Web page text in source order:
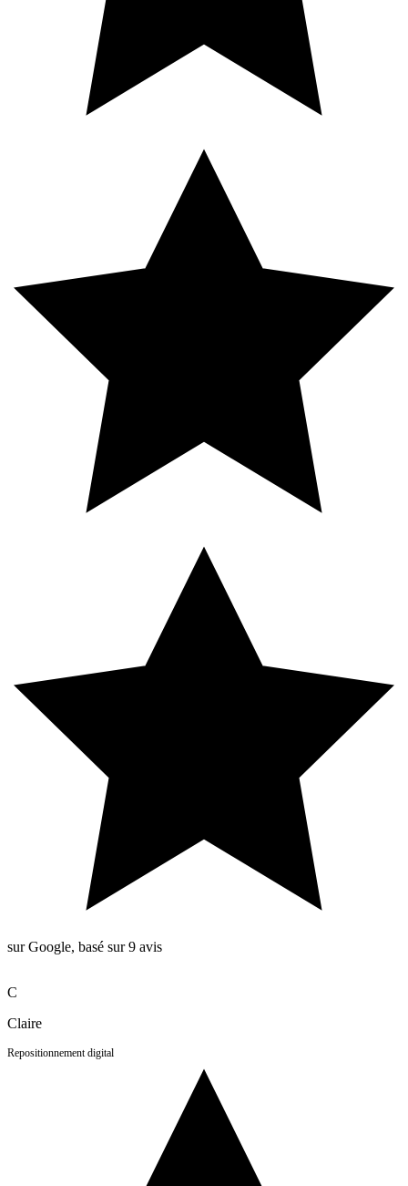
sur Google, basé sur 9 avis
C
Claire
Repositionnement digital